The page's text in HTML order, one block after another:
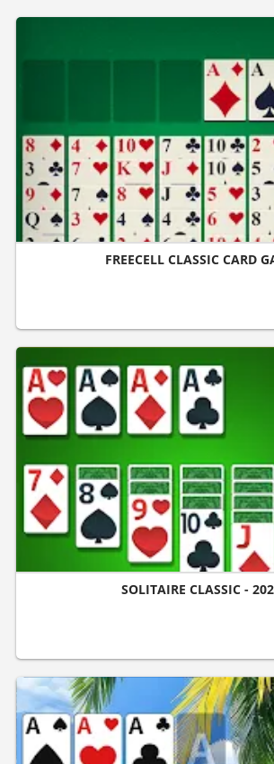
FREECELL CLASSIC CARD
SOLITAIRE CLASSIC -